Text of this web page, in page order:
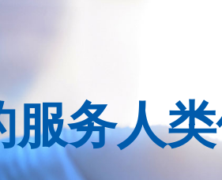
服务人